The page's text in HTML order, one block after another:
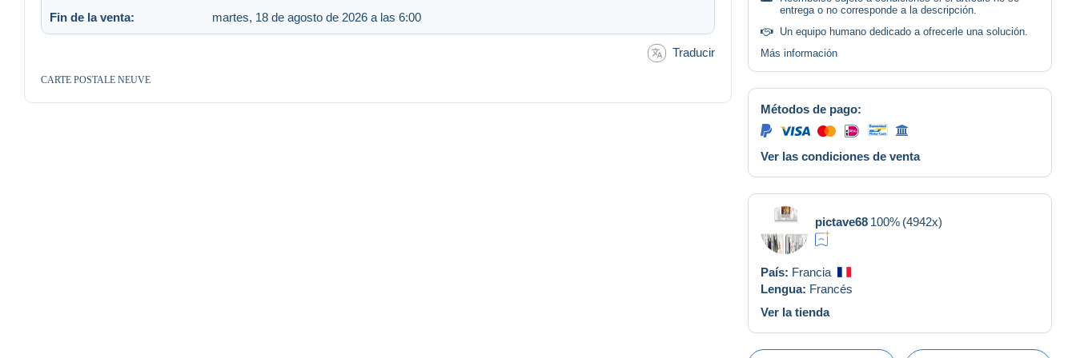
Fin de la venta: martes, 18 de agosto de 2026 a las 6:00
Traducir
CARTE POSTALE NEUVE
entrega o no corresponde a la descripción.
Un equipo humano dedicado a ofrecerle una solución.
Más información
Métodos de pago:
Ver las condiciones de venta
pictave68 100% (4942x)
País: Francia
Lengua: Francés
Ver la tienda